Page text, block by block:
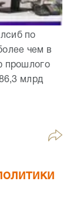
по
чем в
прошлого
млрд